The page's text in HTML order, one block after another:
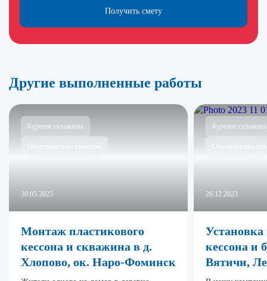
Получить смету
Другие выполненные работы
Бурение скважины
Обустройство скважины
30.05.2025
Монтаж пластикового
кессона и скважина в д.
Хлопово, ок. Наро-Фоминск
Бурение
Обустройство
26.12.2023
Установка
кессона и
Вятичи,